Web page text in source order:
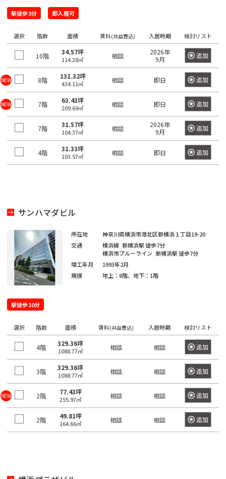
択
で
る
は
最
大
100
件
で
の
貸
オ
フ
ィ
ス
を
す
JR
山
手
線
山
手
線
全
京浜
東
北・
根岸
線
京浜
東
北・
根岸
東
海
道
本
線
東
海
道
本
線
常
磐
線
常
磐
線
全
駅
総
武・
中央
緩行
線
総
武・
中央
緩行
線全
中
央
本
中
央
本
線
全
埼
京
線
埼
京
線
全
駅
湘
南
新
宿
ラ
イ
ン
湘
南
新
宿
ラ
南
武
線
南
武
線
全
駅
横
浜
線
横
浜
線
全
駅
横
須
賀
横
須
賀
線
全
総
武
本
総
武
本
線
全
青
梅
線
青
梅
線
全
駅
八
高
線
八
高
線
全
駅
京
葉
線
京
葉
線
全
駅
武
蔵
野
武
蔵
野
線
全
度
に
選
択
で
き
る
エ
リ
ア
は
最
大
す。
東
京
都
東
京
都
の
賃
オ
ス
探
千
代
田
千
中
央
区
中
港
区
港
新
宿
区
新
渋
谷
区
渋
品
川
区
品
豊
島
区
豊
文
京
区
文
台
東
区
台
江
東
区
江
墨
田
区
墨
目
黒
区
目
大
田
区
大
中
野
区
中
世
田
谷
区
世
町
田
市
町
立
川
市
立
八
王
子
市
八
東
京
23
区
そ
の
東
東
京
都
下
東
〇
日
橋
駅徒歩3分 即入居可
選択 階数 面積 賃料(共益費込) 入居時期 検討リスト
10階 34.57坪
114.28㎡ 相談
2026年
9月
追加
NEW 8階 131.32坪
434.11㎡ 相談 即日 追加
NEW 7階 63.43坪
209.69㎡ 相談 即日 追加
7階 31.57坪
104.37㎡ 相談
2026年
9月
追加
4階 31.33坪
103.57㎡ 相談 即日 追加
サンハマダビル
所在地
神奈川県横浜市港北区新横浜１丁目19-20
交通
横浜線 新横浜駅徒歩7分
横浜市ブルーライン 新横浜駅徒歩7分
竣工年月
1993年2月
規模
地上：8階、地下：1階
駅徒歩10分
選択 階数 面積 賃料(共益費込) 入居時期 検討リスト
4階 329.36坪
1088.77㎡ 相談 相談 追加
3階 329.36坪
1088.77㎡ 相談 相談 追加
NEW 2階 77.43坪
255.97㎡ 相談 相談 追加
2階 49.81坪
164.66㎡ 相談 相談 追加